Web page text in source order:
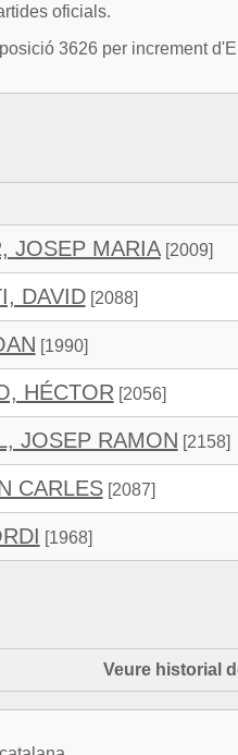
oficials.
3626 per increment
JOSEP MARIA[2009]
DAVID[2088]
[1990]
HÉCTOR [2056]
JOSEP RAMON [2158]
CARLES[2087]
[1968]
Veure historial